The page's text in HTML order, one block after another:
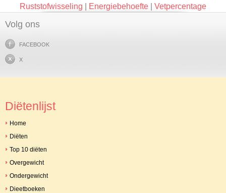
Ruststofwisseling
Energiebehoefte Vetpercentage
Volg ons
FACEBOOK
X
Diëtenlijst
Home
Diëten
Top 10 diëten
Overgewicht
Ondergewicht
Dieetboeken